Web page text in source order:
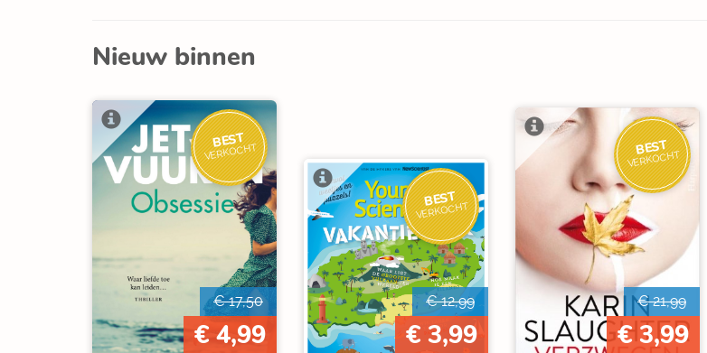
Nieuw binnen
BEST
VERKOCHT
€ 17,50
€ 4,99
BEST
VERKOCHT
€ 12,99
€ 3,99
BEST
VERKOCHT
€ 21,99
€ 3,99